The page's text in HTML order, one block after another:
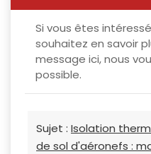
Si vous êtes
souhaitez en savoir
message ici, nous
possible.
Sujet : Isolation
de sol d'aéronefs :